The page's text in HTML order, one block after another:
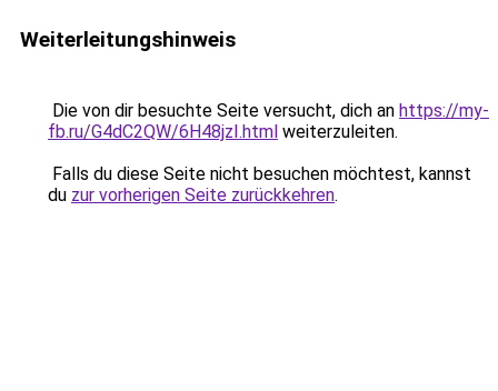
Weiterleitungshinweis
Die von dir besuchte Seite versucht, dich an https://my-
fb.ru/G4dC2QW/6H48jzI.html weiterzuleiten.
Falls du diese Seite nicht besuchen möchtest, kannst
du zur vorherigen Seite zurückkehren.